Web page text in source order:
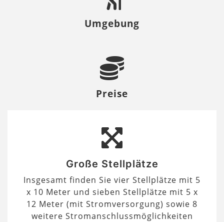
Umgebung
Preise
Große Stellplätze
Insgesamt finden Sie vier Stellplätze mit 5
x 10 Meter und sieben Stellplätze mit 5 x
12 Meter (mit Stromversorgung) sowie 8
weitere Stromanschlussmöglichkeiten